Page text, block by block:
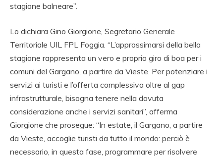
stagione balneare”.
Lo dichiara Gino Giorgione, Segretario Generale
Territoriale UIL FPL Foggia. “L’approssimarsi della bella
stagione rappresenta un vero e proprio giro di boa per i
comuni del Gargano, a partire da Vieste. Per potenziare i
servizi ai turisti e l’offerta complessiva oltre al gap
infrastrutturale, bisogna tenere nella dovuta
considerazione anche i servizi sanitari”, afferma
Giorgione che prosegue: “In estate, il Gargano, a partire
da Vieste, accoglie turisti da tutto il mondo: perciò è
necessario, in questa fase, programmare per risolvere